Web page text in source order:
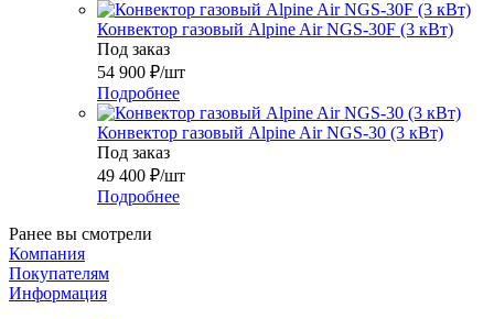
Конвектор газовый Alpine Air NGS-30F (3 кВт)
Под заказ
54 900 ₽/шт
Подробнее
Конвектор газовый Alpine Air NGS-30 (3 кВт)
Под заказ
49 400 ₽/шт
Подробнее
Ранее вы смотрели
Компания
Покупателям
Информация